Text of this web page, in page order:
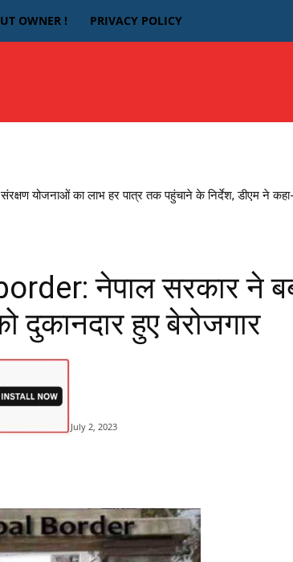
OWNER ! PRIVACY POLICY
संरक्षण योजनाओं का लाभ हर पात्र तक पहुंचाने के निर्देश, डीएम ने
नेपाल सरकार ने
दुकानदार हुए बेरोजगार
July 2, 2023